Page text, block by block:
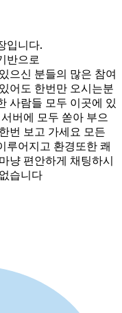
입니다.
반으로
으신 분들의 많은 참여
어도 한번만 오시는분
사람들 모두 이곳에 있
버에 모두 쏟아 부으
번 보고 가세요 모든
루어지고 환경또한 쾌
냥 편안하게 채팅하시
습니다